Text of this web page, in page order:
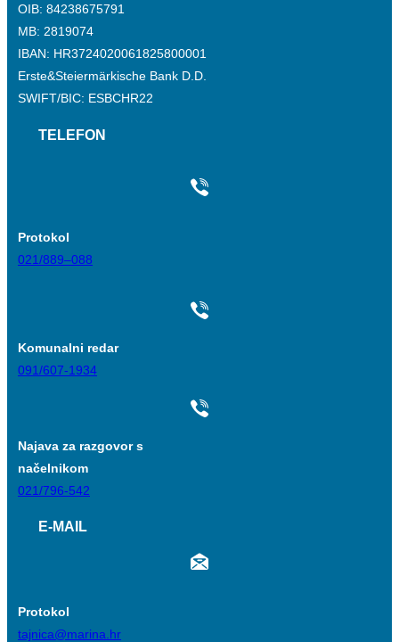
OIB: 84238675791
MB: 2819074
IBAN: HR3724020061825800001
Erste&Steiermärkische Bank D.D.
SWIFT/BIC: ESBCHR22
TELEFON
Protokol
021/889–088
Komunalni redar
091/607-1934
Najava za razgovor s
načelnikom
021/796-542
E-MAIL
Protokol
tajnica@marina.hr